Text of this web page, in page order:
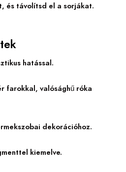
és távolítsd el a sorjákat.
hatással.
farokkal, valósághű róka
dekorációhoz.
kiemelve.